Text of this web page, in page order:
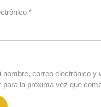
*
nombre, correo electrónico y
para la próxima vez que